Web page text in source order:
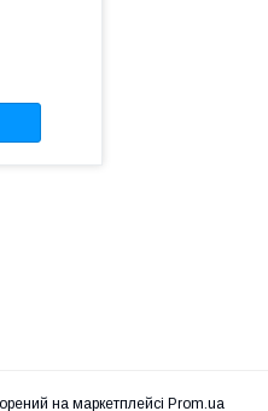
на маркетплейсі Prom.ua